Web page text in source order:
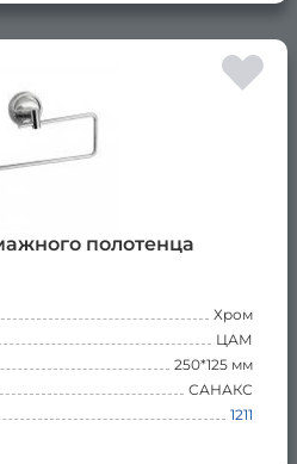
полотенца
Хром
ЦАМ
250*125 мм
САНАКС
1211